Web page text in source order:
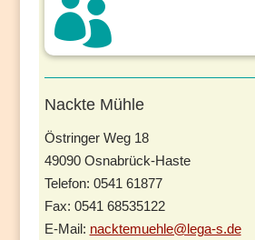

Nackte Mühle
Östringer Weg 18
49090 Osnabrück-Haste
Telefon: 0541 61877
Fax: 0541 68535122
E-Mail: nacktemuehle@lega-s.de